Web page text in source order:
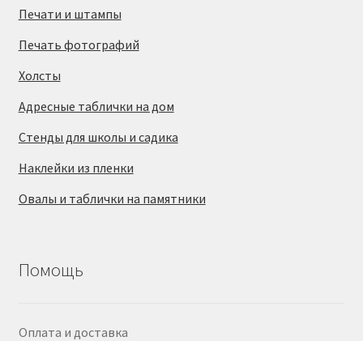
Печати и штампы
Печать фотографий
Холсты
Адресные таблички на дом
Стенды для школы и садика
Наклейки из пленки
Овалы и таблички на памятники
Помощь
Оплата и доставка